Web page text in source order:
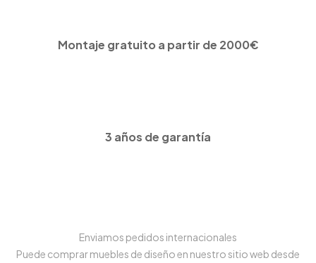
Montaje gratuito a partir de 2000€
3 años de garantía
Enviamos pedidos internacionales
Puede comprar muebles de diseño en nuestro sitio web desde